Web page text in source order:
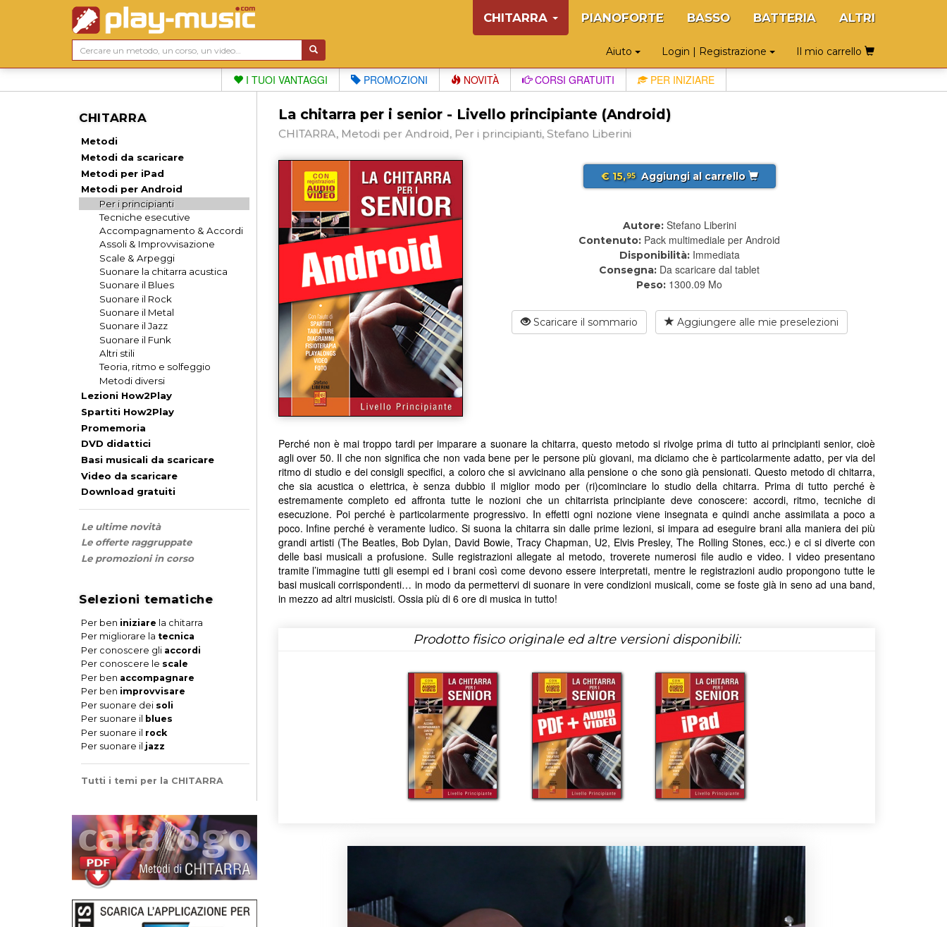
CHITARRA PIANOFORTE BASSO BATTERIA ALTRI
Aiuto Login | Registrazione Il mio carrello
I TUOI VANTAGGI PROMOZIONI NOVITÀ CORSI GRATUITI PER INIZIARE
CHITARRA
Metodi
Metodi da scaricare
Metodi per iPad
Metodi per Android
Per i principianti
Tecniche esecutive
Accompagnamento & Accordi
Assoli & Improvvisazione
Scale & Arpeggi
Suonare la chitarra acustica
Suonare il Blues
Suonare il Rock
Suonare il Metal
Suonare il Jazz
Suonare il Funk
Altri stili
Teoria, ritmo e solfeggio
Metodi diversi
Lezioni How2Play
Spartiti How2Play
Promemoria
DVD didattici
Basi musicali da scaricare
Video da scaricare
Download gratuiti
Le ultime novità
Le offerte raggruppate
Le promozioni in corso
Selezioni tematiche
Per ben iniziare la chitarra
Per migliorare la tecnica
Per conoscere gli accordi
Per conoscere le scale
Per ben accompagnare
Per ben improvvisare
Per suonare dei soli
Per suonare il blues
Per suonare il rock
Per suonare il jazz
Tutti i temi per la CHITARRA
La chitarra per i senior - Livello principiante (Android)
CHITARRA, Metodi per Android, Per i principianti, Stefano Liberini
€ 15,95 Aggiungi al carrello
Autore: Stefano Liberini
Contenuto: Pack multimediale per Android
Disponibilità: Immediata
Consegna: Da scaricare dal tablet
Peso: 1300.09 Mo
Scaricare il sommario Aggiungere alle mie preselezioni
Perché non è mai troppo tardi per imparare a suonare la chitarra, questo metodo si rivolge prima di tutto ai principianti senior, cioè
agli over 50. Il che non significa che non vada bene per le persone più giovani, ma diciamo che è particolarmente adatto, per via del
ritmo di studio e dei consigli specifici, a coloro che si avvicinano alla pensione o che sono già pensionati. Questo metodo di chitarra,
che sia acustica o elettrica, è senza dubbio il miglior modo per (ri)cominciare lo studio della chitarra. Prima di tutto perché è
estremamente completo ed affronta tutte le nozioni che un chitarrista principiante deve conoscere: accordi, ritmo, tecniche di
esecuzione. Poi perché è particolarmente progressivo. In effetti ogni nozione viene insegnata e quindi anche assimilata a poco a
poco. Infine perché è veramente ludico. Si suona la chitarra sin dalle prime lezioni, si impara ad eseguire brani alla maniera dei più
grandi artisti (The Beatles, Bob Dylan, David Bowie, Tracy Chapman, U2, Elvis Presley, The Rolling Stones, ecc.) e ci si diverte con
delle basi musicali a profusione. Sulle registrazioni allegate al metodo, troverete numerosi file audio e video. I video presentano
tramite l’immagine tutti gli esempi ed i brani così come devono essere interpretati, mentre le registrazioni audio propongono tutte le
basi musicali corrispondenti… in modo da permettervi di suonare in vere condizioni musicali, come se foste già in seno ad una band,
in mezzo ad altri musicisti. Ossia più di 6 ore di musica in tutto!
Prodotto fisico originale ed altre versioni disponibili: